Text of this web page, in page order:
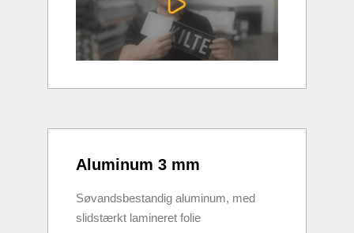
Aluminum 3 mm
Søvandsbestandig aluminum, med
slidstærkt lamineret folie